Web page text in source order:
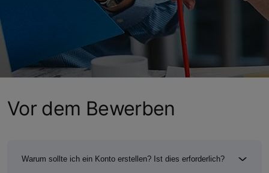
Vor dem Bewerben
Warum sollte ich ein Konto erstellen? Ist dies erforderlich?